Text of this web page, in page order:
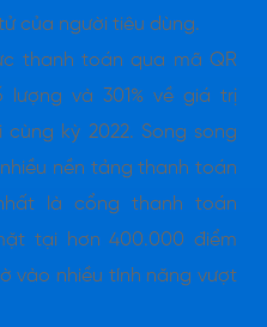
của người tiêu dùng.
thanh toán qua mã QR
lượng và 301% về giá trị
kỳ 2022. Song song
nền tảng thanh toán
là cổng thanh toán
tại hơn 400.000 điểm
vào nhiều tính năng vượt